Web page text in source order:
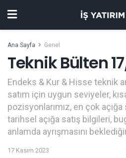
Ana Sayfa Genel
Teknik Bülten
Endeks & Kur & Hisse teknik
satım için uygun seviyeler,
pozisyonlarımız, en çok
tarihsel açığa satış bilgileri,
anlamda ayrışmasını
17 Kasım 2023